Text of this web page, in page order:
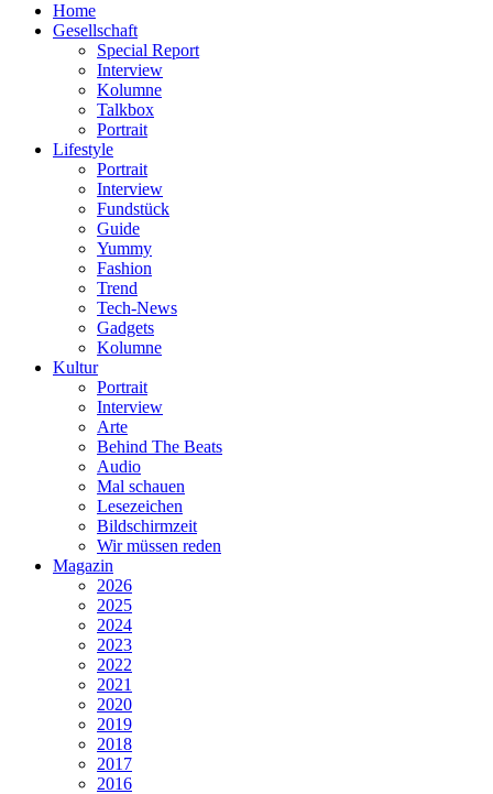
Home
Gesellschaft
Special Report
Interview
Kolumne
Talkbox
Portrait
Lifestyle
Portrait
Interview
Fundstück
Guide
Yummy
Fashion
Trend
Tech-News
Gadgets
Kolumne
Kultur
Portrait
Interview
Arte
Behind The Beats
Audio
Mal schauen
Lesezeichen
Bildschirmzeit
Wir müssen reden
Magazin
2026
2025
2024
2023
2022
2021
2020
2019
2018
2017
2016